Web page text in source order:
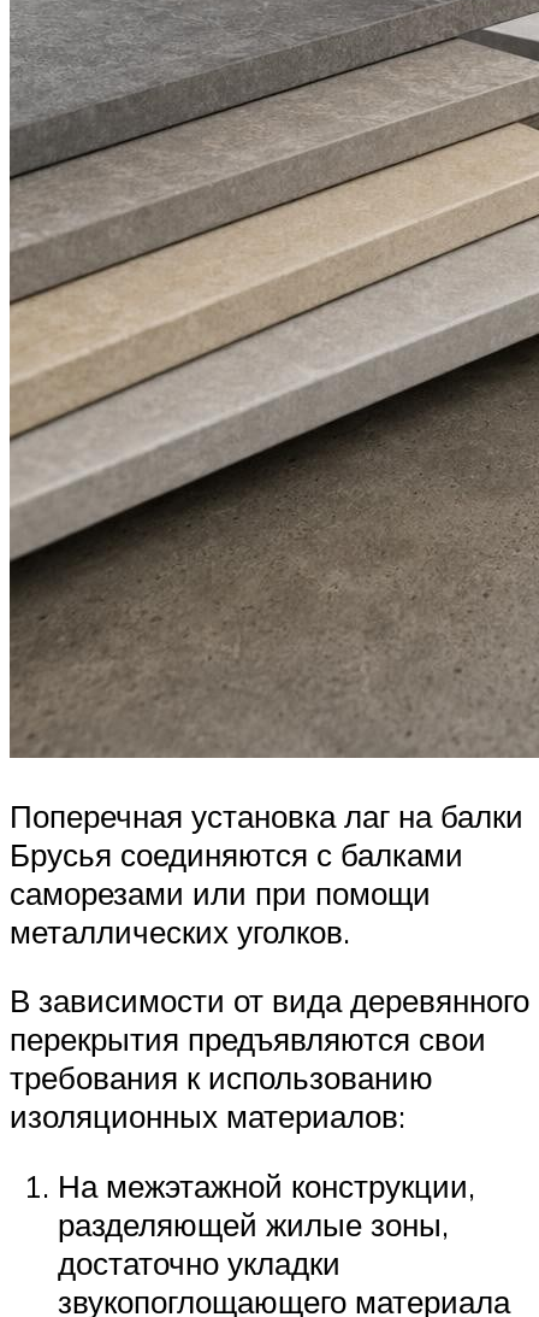
Поперечная установка лаг на балки
Брусья соединяются с балками
саморезами или при помощи
металлических уголков.
В зависимости от вида деревянного
перекрытия предъявляются свои
требования к использованию
изоляционных материалов:
На межэтажной конструкции,
разделяющей жилые зоны,
достаточно укладки
звукопоглощающего материала